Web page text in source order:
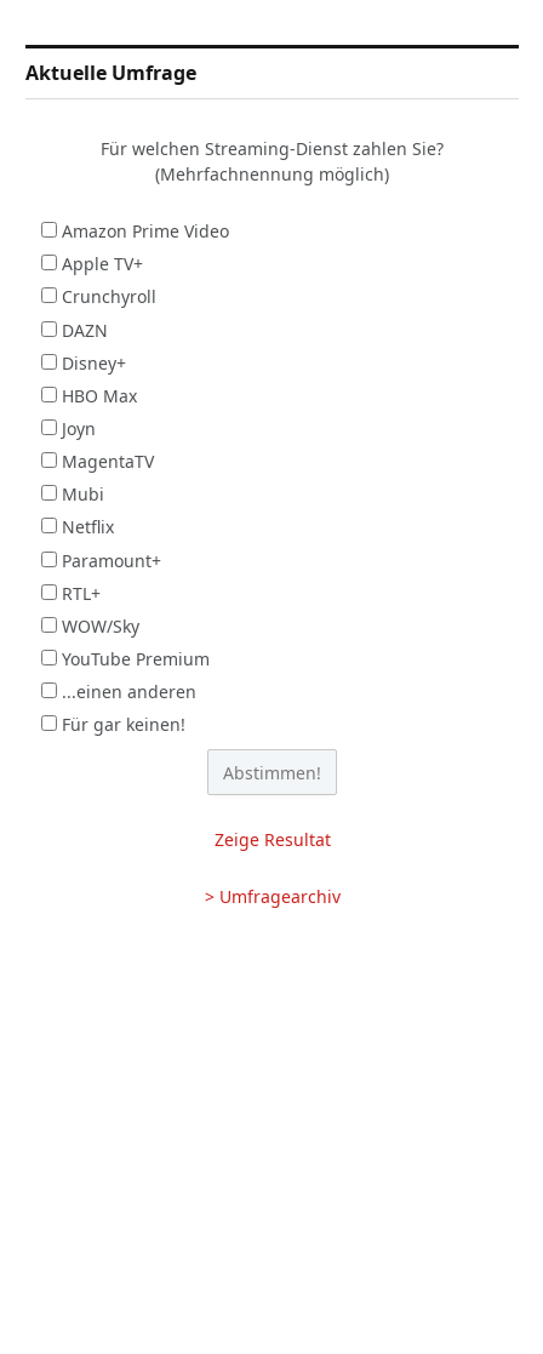
Aktuelle Umfrage
Für welchen Streaming-Dienst zahlen Sie?
(Mehrfachnennung möglich)
Amazon Prime Video
Apple TV+
Crunchyroll
DAZN
Disney+
HBO Max
Joyn
MagentaTV
Mubi
Netflix
Paramount+
RTL+
WOW/Sky
YouTube Premium
...einen anderen
Für gar keinen!
Zeige Resultat
> Umfragearchiv